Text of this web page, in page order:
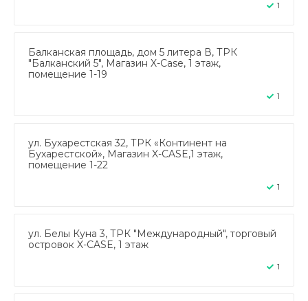
1
Балканская площадь, дом 5 литера В, ТРК
"Балканский 5", Магазин X-Case, 1 этаж,
помещение 1-19
1
ул. Бухарестская 32, ТРК «Континент на
Бухарестской», Магазин X-CASE,1 этаж,
помещение 1-22
1
ул. Белы Куна 3, ТРК "Международный", торговый
островок X-CASE, 1 этаж
1